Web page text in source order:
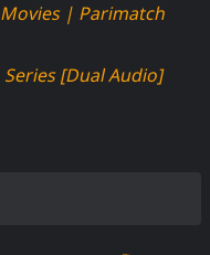
| Parimatch
Series [Dual Audio]